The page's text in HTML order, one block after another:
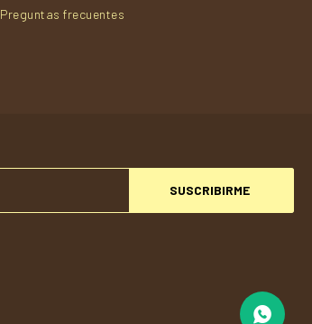
SUSCRIBIRME
Preguntas frecuentes